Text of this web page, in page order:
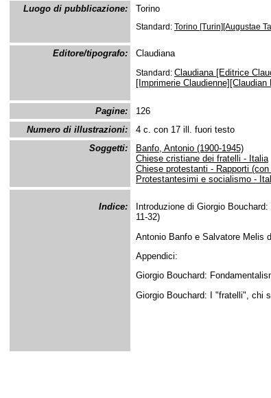
Luogo di pubblicazione:
Torino
Standard: Torino [Turin][Augustae
Editore/tipografo: Claudiana
Standard: Claudiana [Editrice
[Imprimerie Claudienne][Claudian
Pagine:
126
Numero di illustrazioni:
4 c. con 17 ill. fuori testo
Soggetti:
Banfo, Antonio (1900-1945)
Chiese cristiane dei fratelli - Italia
Chiese protestanti - Rapporti
Protestantesimi e socialismo -
Indice:
Introduzione di Giorgio
11-32)
Antonio Banfo e Salvatore Melis
Appendici:
Giorgio Bouchard:
Giorgio Bouchard: I "fratelli", chi